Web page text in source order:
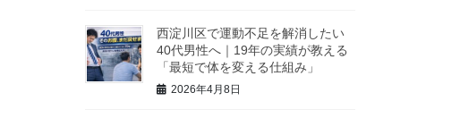
西淀川区で運動不足を解消したい
40代男性へ｜19年の実績が教える
「最短で体を変える仕組み」
2026年4月8日